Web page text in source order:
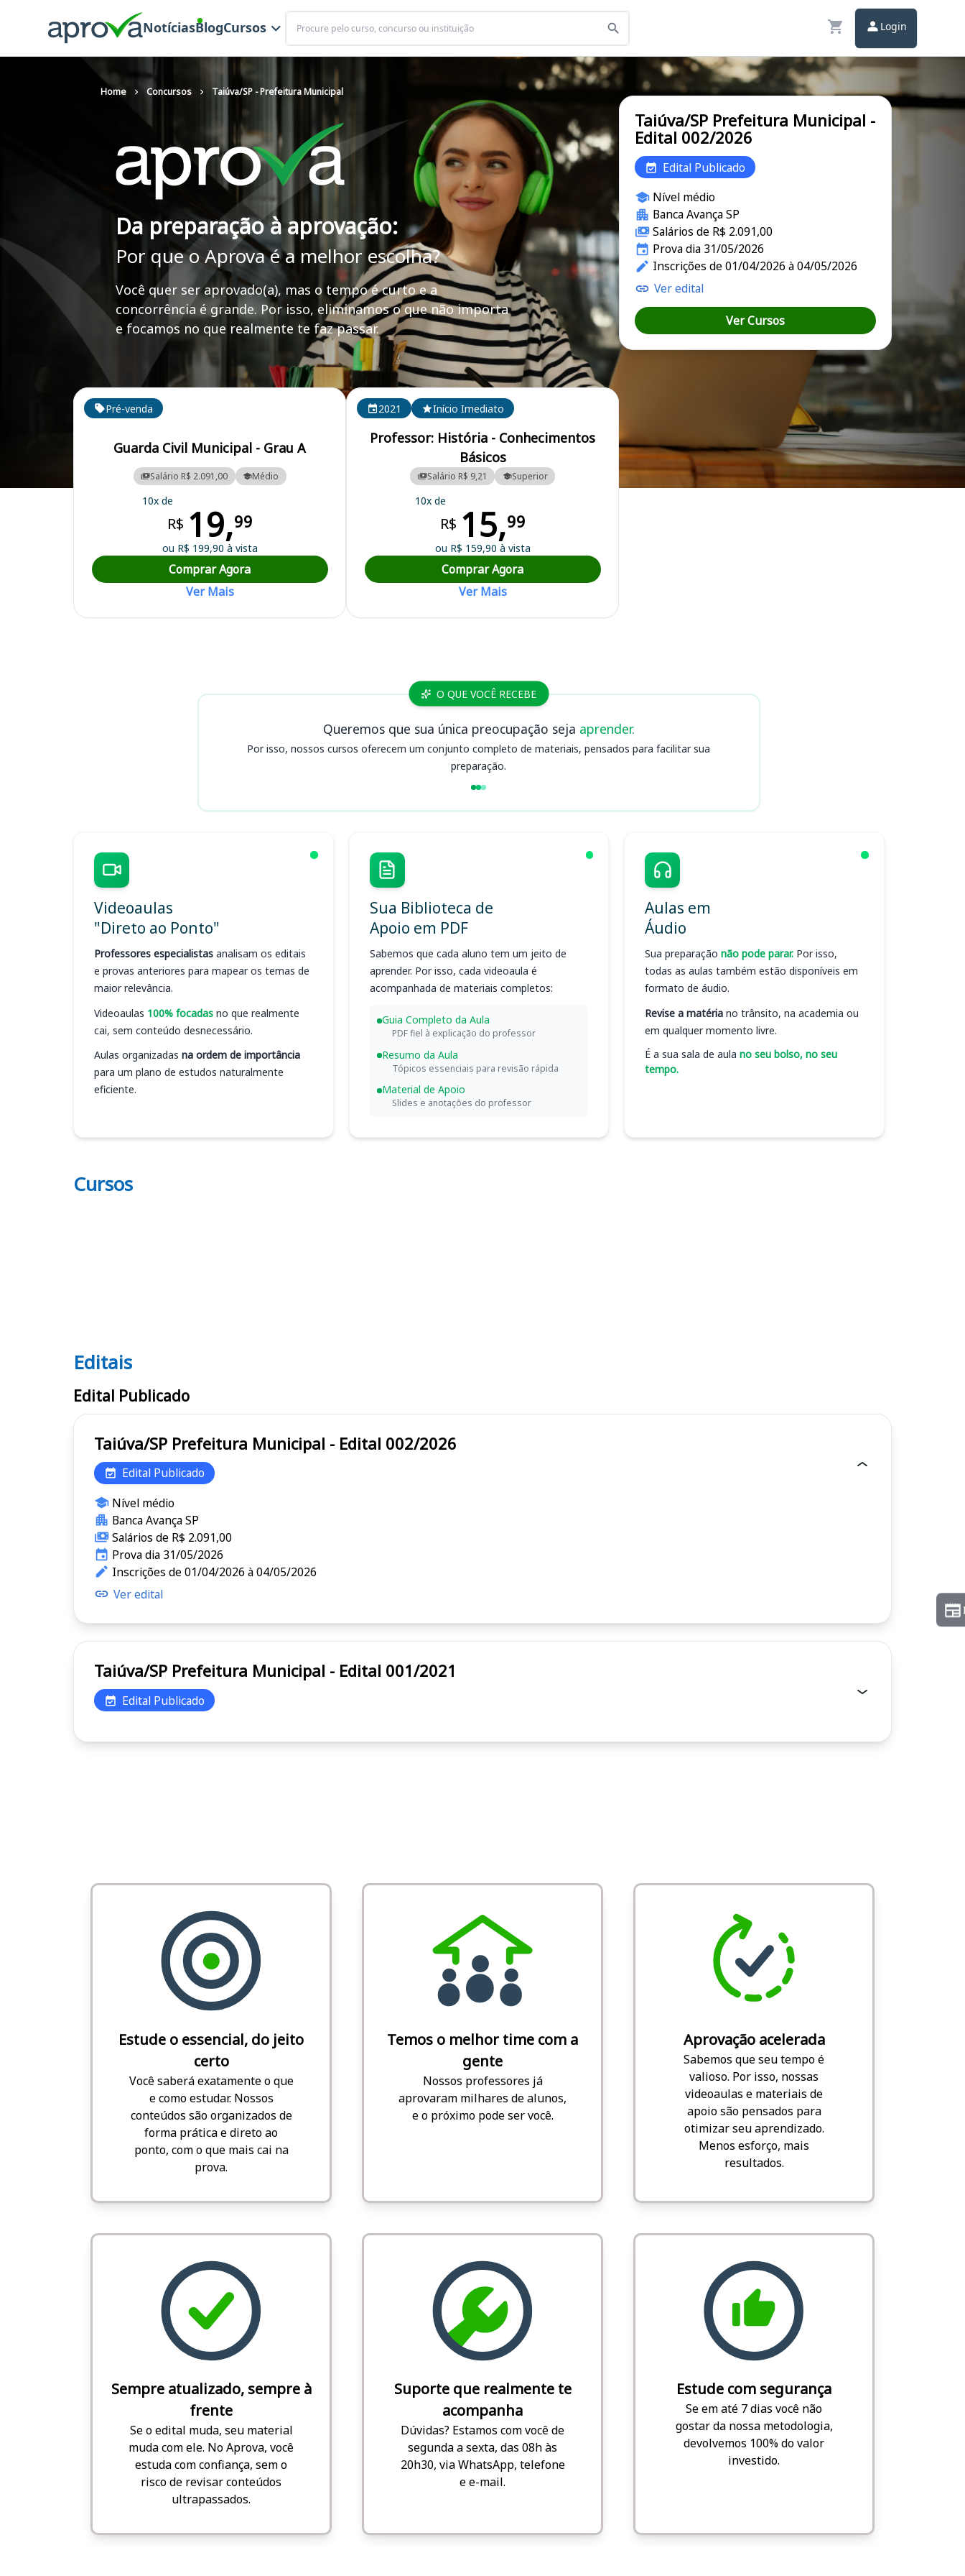
NotíciasBlogCursos
Buscar
Login
Home Concursos Taiúva/SP - Prefeitura Municipal
Da preparação à aprovação:
Por que o Aprova é a melhor escolha?
Você quer ser aprovado(a), mas o tempo é curto e a
concorrência é grande. Por isso, eliminamos o que não importa
e focamos no que realmente te faz passar.
Curso Preparatório para o Concurso Taiúva/SP - Prefeitura Municipal
Cursos em destaque para passar no concurso
Pré-venda
Guarda Civil Municipal - Grau A
Salário R$ 2.091,00 Médio
10x de
R$ 19,99
ou R$ 199,90 à vista
Comprar Agora
Ver Mais
2021 Início Imediato
Professor: História - Conhecimentos
Básicos
Salário R$ 9,21 Superior
10x de
R$ 15,99
ou R$ 159,90 à vista
Comprar Agora
Ver Mais
Taiúva/SP Prefeitura Municipal -
Edital 002/2026
Edital Publicado
Nível médio
Banca Avança SP
Salários de R$ 2.091,00
Prova dia 31/05/2026
Inscrições de 01/04/2026 à 04/05/2026
Ver edital
Ver Cursos
O QUE VOCÊ RECEBE
Queremos que sua única preocupação seja aprender.
Por isso, nossos cursos oferecem um conjunto completo de materiais, pensados para facilitar sua
preparação.
Videoaulas
"Direto ao Ponto"
Professores especialistas analisam os editais
e provas anteriores para mapear os temas de
maior relevância.
Videoaulas 100% focadas no que realmente
cai, sem conteúdo desnecessário.
Aulas organizadas na ordem de importância
para um plano de estudos naturalmente
eficiente.
Sua Biblioteca de
Apoio em PDF
Sabemos que cada aluno tem um jeito de
aprender. Por isso, cada videoaula é
acompanhada de materiais completos:
Guia Completo da Aula
PDF fiel à explicação do professor
Resumo da Aula
Tópicos essenciais para revisão rápida
Material de Apoio
Slides e anotações do professor
Aulas em
Áudio
Sua preparação não pode parar. Por isso,
todas as aulas também estão disponíveis em
formato de áudio.
Revise a matéria no trânsito, na academia ou
em qualquer momento livre.
É a sua sala de aula no seu bolso, no seu
tempo.
Cursos
Editais
Editais
Edital Publicado
Taiúva/SP Prefeitura Municipal - Edital 002/2026
Edital Publicado
Nível médio
Banca Avança SP
Salários de R$ 2.091,00
Prova dia 31/05/2026
Inscrições de 01/04/2026 à 04/05/2026
Ver edital
Taiúva/SP Prefeitura Municipal - Edital 001/2021
Edital Publicado
Estude o essencial, do jeito
certo
Você saberá exatamente o que
e como estudar. Nossos
conteúdos são organizados de
forma prática e direto ao
ponto, com o que mais cai na
prova.
Temos o melhor time com a
gente
Nossos professores já
aprovaram milhares de alunos,
e o próximo pode ser você.
Aprovação acelerada
Sabemos que seu tempo é
valioso. Por isso, nossas
videoaulas e materiais de
apoio são pensados para
otimizar seu aprendizado.
Menos esforço, mais
resultados.
Sempre atualizado, sempre à
frente
Se o edital muda, seu material
muda com ele. No Aprova, você
estuda com confiança, sem o
risco de revisar conteúdos
ultrapassados.
Suporte que realmente te
acompanha
Dúvidas? Estamos com você de
segunda a sexta, das 08h às
20h30, via WhatsApp, telefone
e e-mail.
Estude com segurança
Se em até 7 dias você não
gostar da nossa metodologia,
devolvemos 100% do valor
investido.